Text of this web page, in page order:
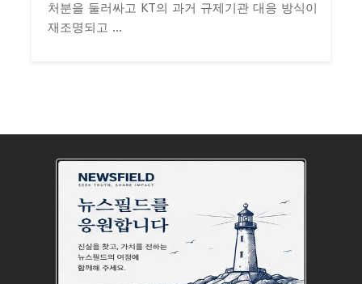
처분을 둘러싸고 KT의 과거 규제기관 대응 방식이
재조명되고 ...